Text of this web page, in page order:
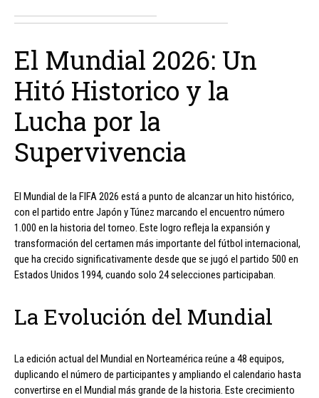
El Mundial 2026: Un
Hitó Historico y la
Lucha por la
Supervivencia
El Mundial de la FIFA 2026 está a punto de alcanzar un hito histórico,
con el partido entre Japón y Túnez marcando el encuentro número
1.000 en la historia del torneo. Este logro refleja la expansión y
transformación del certamen más importante del fútbol internacional,
que ha crecido significativamente desde que se jugó el partido 500 en
Estados Unidos 1994, cuando solo 24 selecciones participaban.
La Evolución del Mundial
La edición actual del Mundial en Norteamérica reúne a 48 equipos,
duplicando el número de participantes y ampliando el calendario hasta
convertirse en el Mundial más grande de la historia. Este crecimiento